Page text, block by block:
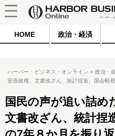
HOME 政治・経済
ハーバー・ビジネス・オンライン 政治・
安倍政権。文書改ざん、統計捏造、国会軽
国民の声が追い詰め
文書改ざん、統計捏